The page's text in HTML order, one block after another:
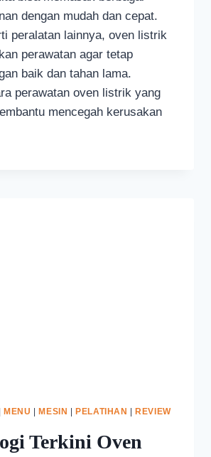
dengan mudah dan cepat.
peralatan lainnya, oven listrik
perawatan agar tetap
baik dan tahan lama.
perawatan oven listrik yang
mencegah kerusakan
MENU |MESIN |PELATIHAN |REVIEW
Terkini Oven